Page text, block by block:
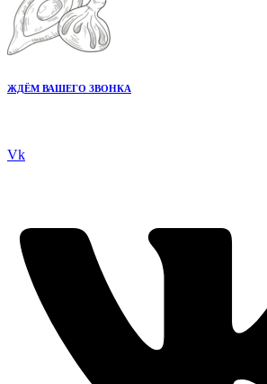
ЖДЁМ ВАШЕГО ЗВОНКА
Vk